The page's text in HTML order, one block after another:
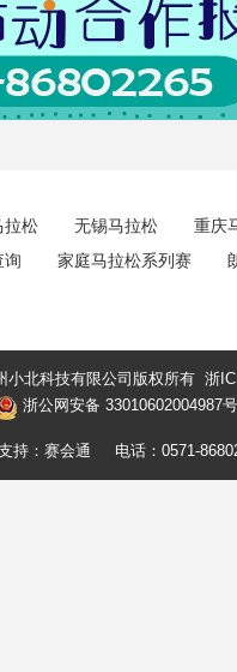
拉松 无锡马拉松 重庆
询 家庭马拉松系列赛
小北科技有限公司版权所有 浙
浙公网安备 33010602004987号
持：赛会通 电话：0571-